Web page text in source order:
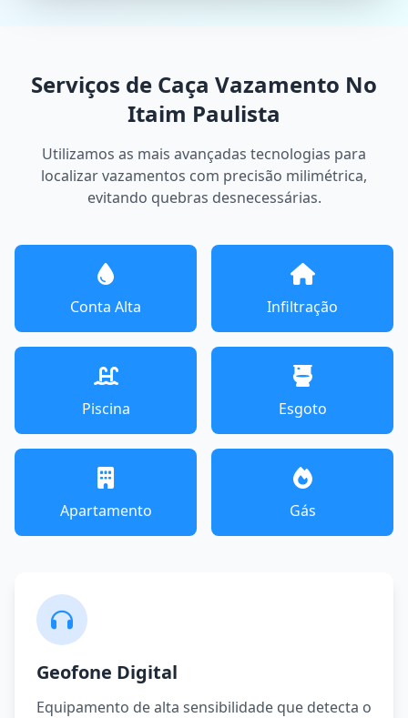
Serviços de Caça Vazamento No
Itaim Paulista
Utilizamos as mais avançadas tecnologias para
localizar vazamentos com precisão milimétrica,
evitando quebras desnecessárias.
Conta Alta Infiltração
Piscina Esgoto
Apartamento Gás
Geofone Digital
Equipamento de alta sensibilidade que detecta o